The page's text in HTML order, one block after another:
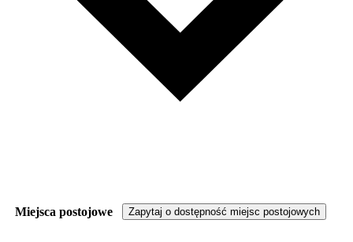
Miejsca postojowe Zapytaj o dostępność miejsc postojowych